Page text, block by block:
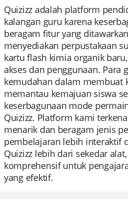
Quizizz adalah platform
kalangan guru karena
beragam fitur yang
menyediakan perpustakaan
kartu flash kimia organik
akses dan penggunaan. Para
kemudahan dalam membuat
memantau kemajuan siswa
keserbagunaan mode
Quizizz. Platform kami
menarik dan beragam jenis
pembelajaran lebih interaktif
Quizizz lebih dari sekedar
komprehensif untuk
yang efektif.